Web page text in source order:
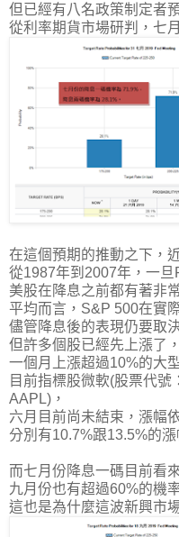
但已經有八名政策制定者
從利率期貨市場研判， 七
在這個預期的推動之下，
從1987年到2007年，一旦
美股在降息之前都有著非
平均而言，S&P 500在實
儘管降息後的表現仍要取
但許多個股已經先上漲了，
一個月上漲超過10%的大
目前指標股微軟(股票代號
AAPL)，
六月目前尚未結束，漲幅
分別有10.7%跟13.5%的漲
而七月份降息一碼目前看
九月份也有超過60%的機
這也是為什麼這波新興市